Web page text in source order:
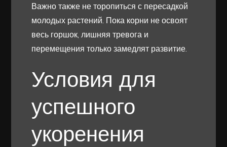
Важно также не торопиться с пересадкой
молодых растений. Пока корни не освоят
весь горшок, лишняя тревога и
перемещения только замедлят развитие.
Условия для
успешного
укоренения